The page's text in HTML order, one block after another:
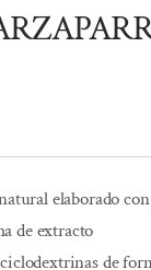
elaborado
de extracto
de